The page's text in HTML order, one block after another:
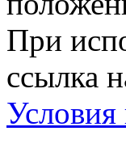
При
ссылка
Условия